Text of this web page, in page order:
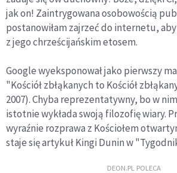
jak on! Zaintrygowana osobowością
postanowiłam zajrzeć do internetu,
z jego chrześcijańskim etosem.
Google wyeksponował jako pierwszy
"Kościół zbłąkanych to Kościół
2007). Chyba reprezentatywny, bo w
istotnie wykłada swoją filozofię wiary.
wyraźnie rozprawa z Kościołem
staje się artykuł Kingi Dunin w
DEON.PL POLECA